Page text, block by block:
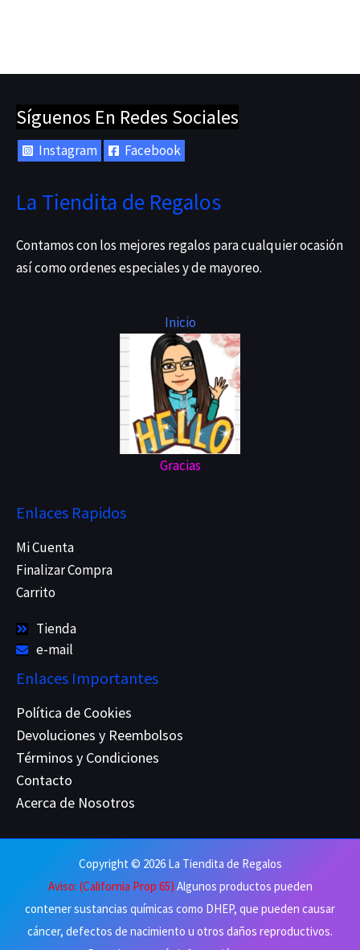
Síguenos En Redes Sociales
Instagram Facebook
La Tiendita de Regalos
Contamos con los mejores regalos para cualquier ocasión
así como ordenes especiales y de mayoreo.
Inicio
Gracias
Enlaces Rapidos
Mi Cuenta
Finalizar Compra
Carrito
Tienda
e-mail
Enlaces Importantes
Política de Cookies
Devoluciones y Reembolsos
Términos y Condiciones
Contacto
Acerca de Nosotros
Copyright © 2026 La Tiendita de Regalos
Aviso: (California Prop 65) Algunos productos pueden
contener sustancias químicas como DHEP, que pueden causar
cáncer, defectos de nacimiento u otros daños reproductivos.